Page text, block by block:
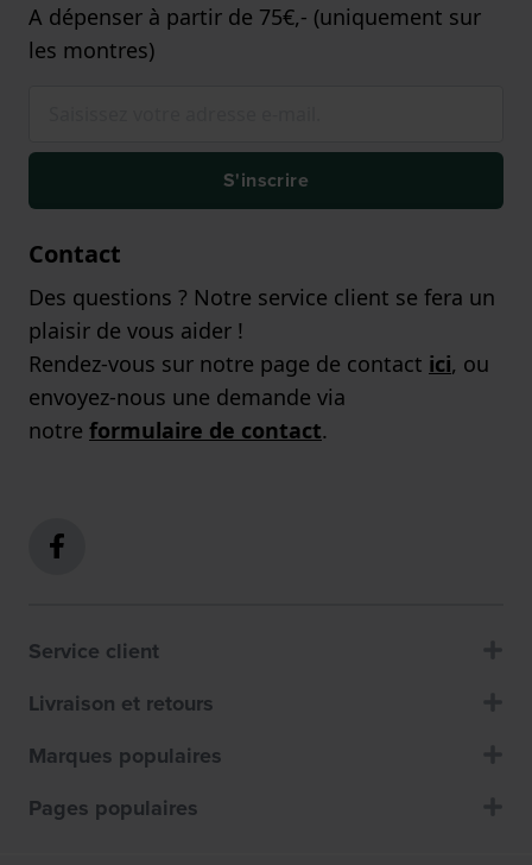
A dépenser à partir de 75€,- (uniquement sur
les montres)
S'inscrire
Contact
Des questions ? Notre service client se fera un
plaisir de vous aider !
Rendez-vous sur notre page de contact ici, ou
envoyez-nous une demande via
notre formulaire de contact.
Service client
Livraison et retours
Marques populaires
Pages populaires